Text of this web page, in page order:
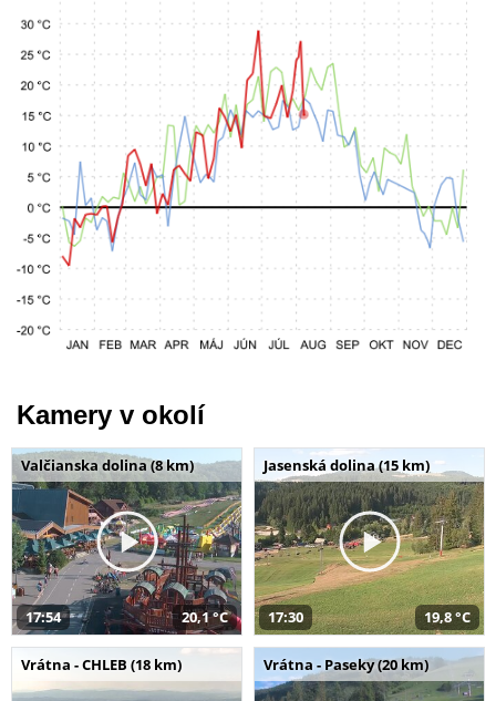
Kamery v okolí
Valčianska dolina (8 km)
17:54 20,1 °C
Jasenská dolina (15 km)
17:30 19,8 °C
Vrátna - CHLEB (18 km) Vrátna - Paseky (20 km)